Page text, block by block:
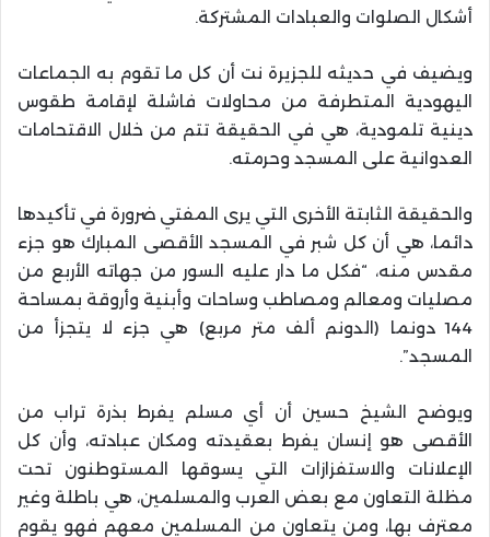
أشكال الصلوات والعبادات المشتركة.
ويضيف في حديثه للجزيرة نت أن كل ما تقوم به الجماعات
اليهودية المتطرفة من محاولات فاشلة لإقامة طقوس
دينية تلمودية، هي في الحقيقة تتم من خلال الاقتحامات
العدوانية على المسجد وحرمته.
والحقيقة الثابتة الأخرى التي يرى المفتي ضرورة في تأكيدها
دائما، هي أن كل شبر في المسجد الأقصى المبارك هو جزء
مقدس منه، “فكل ما دار عليه السور من جهاته الأربع من
مصليات ومعالم ومصاطب وساحات وأبنية وأروقة بمساحة
144 دونما (الدونم ألف متر مربع) هي جزء لا يتجزأ من
المسجد”.
ويوضح الشيخ حسين أن أي مسلم يفرط بذرة تراب من
الأقصى هو إنسان يفرط بعقيدته ومكان عبادته، وأن كل
الإعلانات والاستفزازات التي يسوقها المستوطنون تحت
مظلة التعاون مع بعض العرب والمسلمين، هي باطلة وغير
معترف بها، ومن يتعاون من المسلمين معهم فهو يقوم